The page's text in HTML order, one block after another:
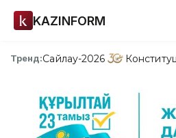
KAZINFORM
Тренд:Сайлау-2026